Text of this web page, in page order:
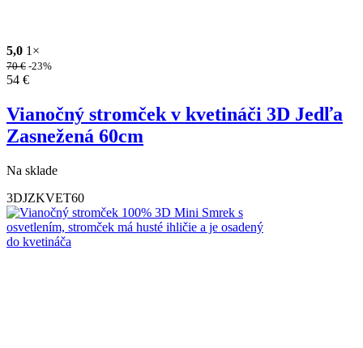
5,0 1×
70€ -23%
54 €
Vianočný stromček v kvetináči 3D Jedľa
Zasnežená 60cm
Na sklade
3DJZKVET60